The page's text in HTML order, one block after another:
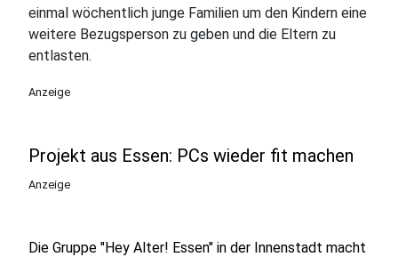
einmal wöchentlich junge Familien um den Kindern eine
weitere Bezugsperson zu geben und die Eltern zu
entlasten.
Anzeige
Projekt aus Essen: PCs wieder fit machen
Anzeige
Die Gruppe "Hey Alter! Essen" in der Innenstadt macht